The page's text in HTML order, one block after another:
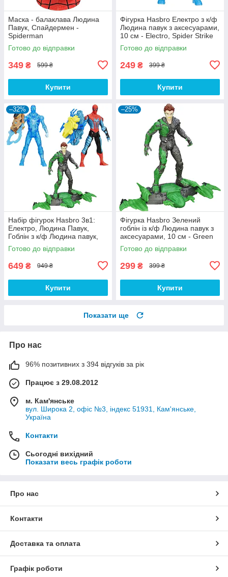
Маска - балаклава Людина
Павук, Спайдермен -
Spiderman
Готово до відправки
349 ₴ 599 ₴
Купити
Фігурка Hasbro Електро з к/ф
Людина павук з аксесуарами,
10 см - Electro, Spider Strike
Готово до відправки
249 ₴ 399 ₴
Купити
–32%
Набір фігурок Hasbro 3в1:
Електро, Людина Павук,
Гоблін з к/ф Людина павук,
10 см - Spider Strike
Готово до відправки
649 ₴ 949 ₴
Купити
–25%
Фігурка Hasbro Зелений
гоблін із к/ф Людина павук з
аксесуарами, 10 см - Green
Goblin, Spider Strike
Готово до відправки
299 ₴ 399 ₴
Купити
Показати ще
Про нас
96% позитивних з 394 відгуків за рік
Працює з 29.08.2012
м. Кам'янське
вул. Широка 2, офіс №3, індекс 51931, Кам'янське,
Україна
Контакти
Сьогодні вихідний
Показати весь графік роботи
Про нас
Контакти
Доставка та оплата
Графік роботи